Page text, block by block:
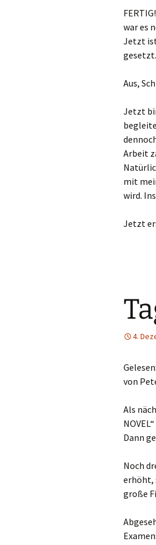
war es
Jetzt
gesetzt.
Aus,
Jetzt
Arbeit
mit
wird.
Jetzt
4.
von
Als
Dann
Noch
erhöht,
große